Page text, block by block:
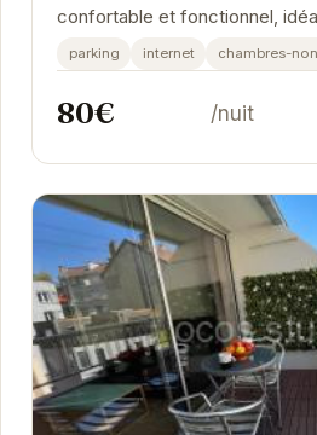
confortable et fonctionnel,
d'affaires ou de loisirs. Sa
parking internet chambres-
80€ /nuit